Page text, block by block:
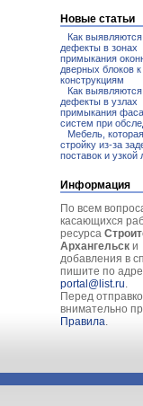
Новые статьи
Как
дефекты в зонах
примыкания
дверных блоков к
конструкциям
Как
дефекты в узлах
примыкания
систем при
Мебель,
стройку из-за
поставок и узкой
Информация
По всем
касающихся
ресурса
Архангельск и
добавления в
пишите по
portal@list.ru.
Перед
внимательно
Правила.